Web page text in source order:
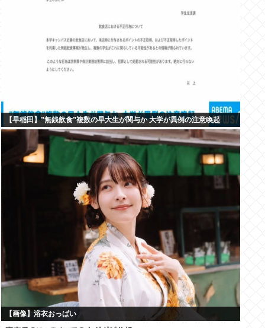
【早稲田】”無銭飲食”複数の早大生が関与か 大学が異例の注意喚起
【画像】浴衣おっぱい